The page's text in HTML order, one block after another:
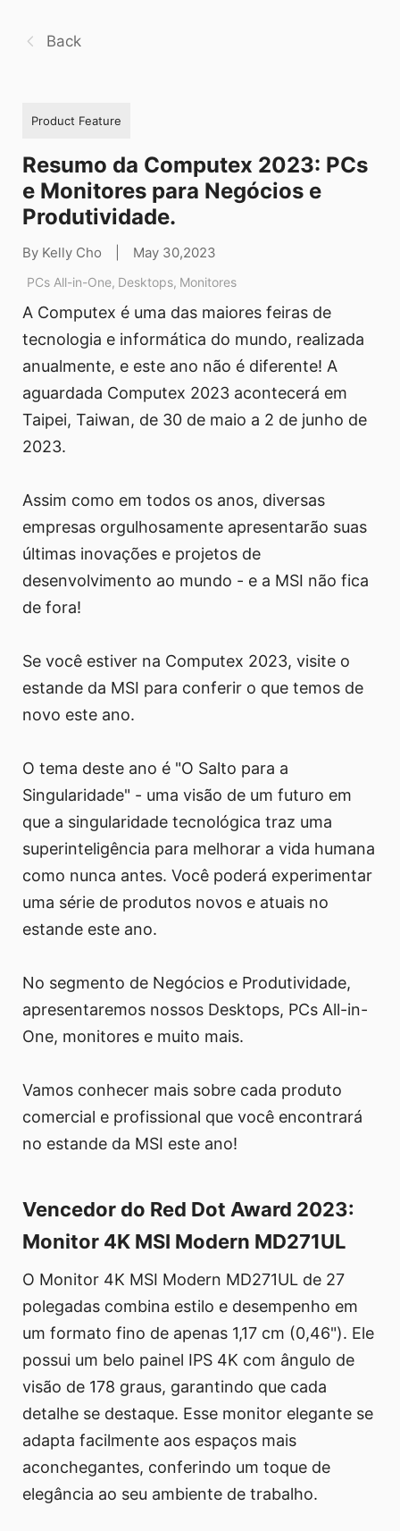
Back
Product Feature
Resumo da Computex 2023: PCs
e Monitores para Negócios e
Produtividade.
By Kelly Cho May 30,2023
PCs All-in-One, Desktops, Monitores
A Computex é uma das maiores feiras de
tecnologia e informática do mundo, realizada
anualmente, e este ano não é diferente! A
aguardada Computex 2023 acontecerá em
Taipei, Taiwan, de 30 de maio a 2 de junho de
2023.
Assim como em todos os anos, diversas
empresas orgulhosamente apresentarão suas
últimas inovações e projetos de
desenvolvimento ao mundo - e a MSI não fica
de fora!
Se você estiver na Computex 2023, visite o
estande da MSI para conferir o que temos de
novo este ano.
O tema deste ano é "O Salto para a
Singularidade" - uma visão de um futuro em
que a singularidade tecnológica traz uma
superinteligência para melhorar a vida humana
como nunca antes. Você poderá experimentar
uma série de produtos novos e atuais no
estande este ano.
No segmento de Negócios e Produtividade,
apresentaremos nossos Desktops, PCs All-in-
One, monitores e muito mais.
Vamos conhecer mais sobre cada produto
comercial e profissional que você encontrará
no estande da MSI este ano!
Vencedor do Red Dot Award 2023:
Monitor 4K MSI Modern MD271UL
O Monitor 4K MSI Modern MD271UL de 27
polegadas combina estilo e desempenho em
um formato fino de apenas 1,17 cm (0,46"). Ele
possui um belo painel IPS 4K com ângulo de
visão de 178 graus, garantindo que cada
detalhe se destaque. Esse monitor elegante se
adapta facilmente aos espaços mais
aconchegantes, conferindo um toque de
elegância ao seu ambiente de trabalho.